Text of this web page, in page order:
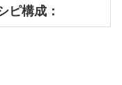
ピ構成：